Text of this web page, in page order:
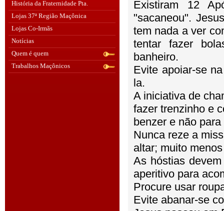
História da Fraternidade Pta.
Lojas 37ª Região Maçônica
Lojas Co-Irmãs
Notícias
Quem é quem
Trabalhos Maçônicos
Existiram 12
"sacaneou".
tem nada a ver
tentar fazer
banheiro.
Evite apoiar-se
la.
A iniciativa de
fazer trenzinho e
benzer e não
Nunca reze a
altar; muito
As hóstias
aperitivo para
Procure usar
Evite abanar-se